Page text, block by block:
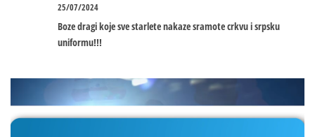
25/07/2024
Boze dragi koje sve starlete nakaze sramote crkvu i srpsku
uniformu!!!